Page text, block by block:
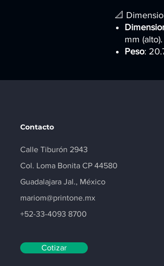
📐
mm (alto).
Peso:
Contacto
Calle Tiburón 2943
Col. Loma Bonita CP 44580
Guadalajara Jal., México
mariom@printone.mx
+52-33-4093 8700
Cotizar